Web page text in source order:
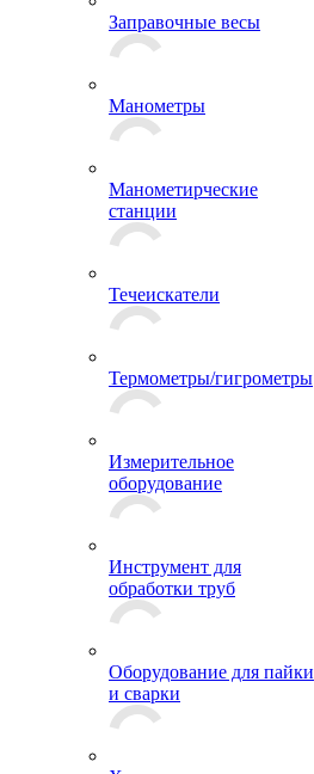
Заправочные весы
Манометры
Манометирческие
станции
Течеискатели
Термометры/гигрометры
Измерительное
оборудование
Инструмент для
обработки труб
Оборудование для пайки
и сварки